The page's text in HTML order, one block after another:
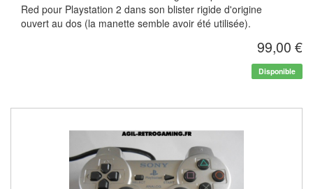
Red pour Playstation 2 dans son blister rigide d'origine
ouvert au dos (la manette semble avoir été utilisée).
99,00 €
Disponible